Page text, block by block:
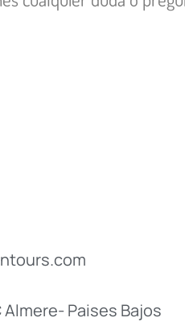
Almere- Paises Bajos